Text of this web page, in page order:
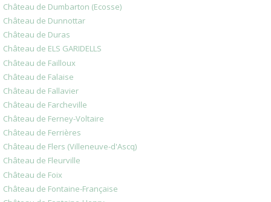
Château de Dumbarton (Ecosse)
Château de Dunnottar
Château de Duras
Château de ELS GARIDELLS
Château de Failloux
Château de Falaise
Château de Fallavier
Château de Farcheville
Château de Ferney-Voltaire
Château de Ferrières
Château de Flers (Villeneuve-d'Ascq)
Château de Fleurville
Château de Foix
Château de Fontaine-Française